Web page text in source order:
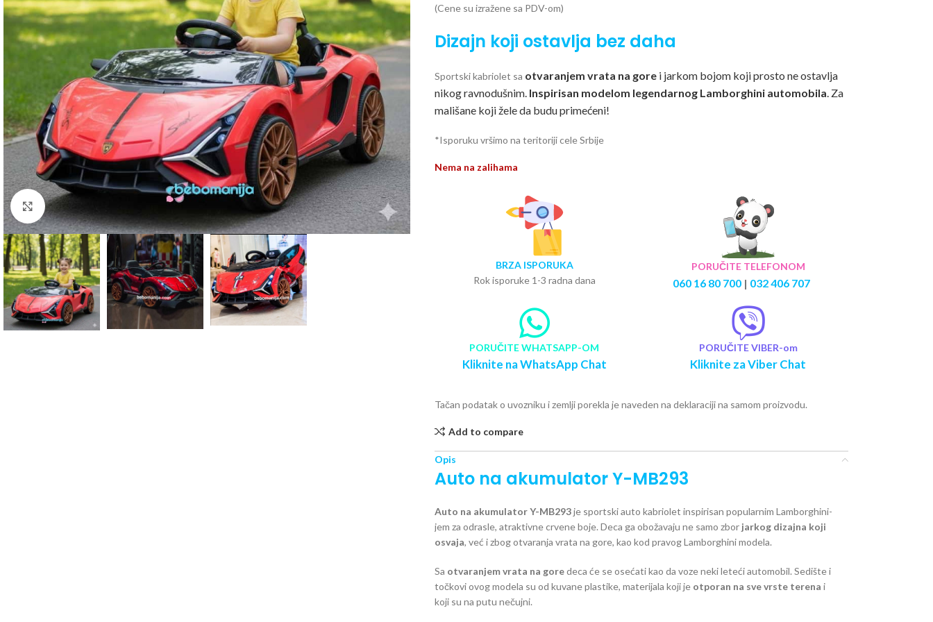
Click to enlarge
(Cene su izražene sa PDV-om)
Dizajn koji ostavlja bez daha
Sportski kabriolet sa otvaranjem vrata na gorei jarkom bojom koji prosto ne ostavlja
nikog ravnodušnim. Inspirisan modelom legendarnog Lamborghini automobila. Za
mališane koji žele da budu primećeni!
*Isporuku vršimo na teritoriji cele Srbije
Nema na zalihama
BRZA ISPORUKA
Rok isporuke 1-3 radna dana
PORUČITE TELEFONOM
060 16 80 700| 032 406 707
PORUČITE WHATSAPP-OM
Kliknite na WhatsApp Chat
PORUČITE VIBER-om
Kliknite za Viber Chat
Tačan podatak o uvozniku i zemlji porekla je naveden na deklaraciji na samom proizvodu.
Add to compare
Opis
Auto na akumulator Y-MB293
Auto na akumulator Y-MB293je sportski auto kabriolet inspirisan popularnim Lamborghini-
jem za odrasle, atraktivne crvene boje. Deca ga obožavaju ne samo zbor jarkog dizajna koji
osvaja, već i zbog otvaranja vrata na gore, kao kod pravog Lamborghini modela.
Sa otvaranjem vrata na goredeca će se osećati kao da voze neki leteći automobil. Sedište i
točkovi ovog modela su od kuvane plastike, materijala koji je otporan na sve vrste terena i
koji su na putu nečujni.